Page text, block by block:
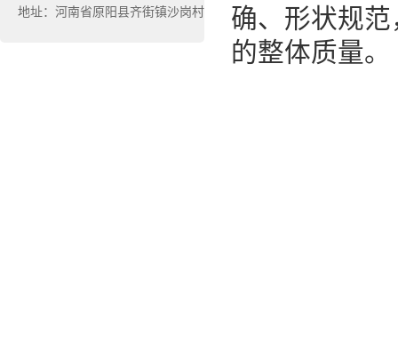
地址：河南省原阳县齐街镇沙岗村
确、形状规
的整体质量。